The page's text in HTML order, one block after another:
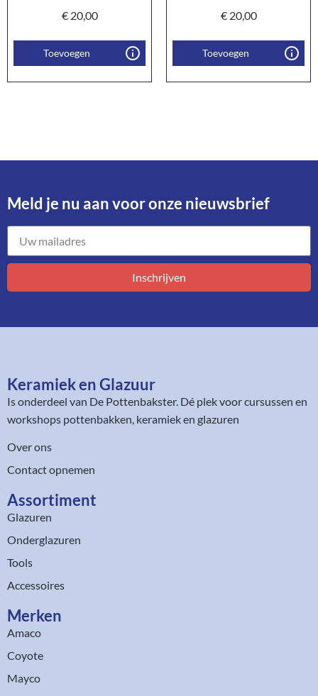
€20,00
Toevoegen
€20,00
Toevoegen
Meld je nu aan voor onze nieuwsbrief​
Inschrijven
Keramiek en Glazuur​
Is onderdeel van De Pottenbakster. Dé plek voor cursussen en
workshops pottenbakken, keramiek en glazuren
Over ons
Contact opnemen
Assortiment​
Glazuren
Onderglazuren
Tools
Accessoires
Merken
Amaco
Coyote
Mayco